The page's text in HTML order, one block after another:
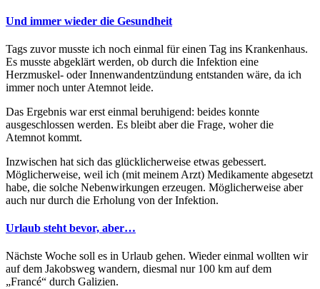
Und immer wieder die Gesundheit
Tags zuvor musste ich noch einmal für einen Tag ins Krankenhaus.
Es musste abgeklärt werden, ob durch die Infektion eine
Herzmuskel- oder Innenwandentzündung entstanden wäre, da ich
immer noch unter Atemnot leide.
Das Ergebnis war erst einmal beruhigend: beides konnte
ausgeschlossen werden. Es bleibt aber die Frage, woher die
Atemnot kommt.
Inzwischen hat sich das glücklicherweise etwas gebessert.
Möglicherweise, weil ich (mit meinem Arzt) Medikamente abgesetzt
habe, die solche Nebenwirkungen erzeugen. Möglicherweise aber
auch nur durch die Erholung von der Infektion.
Urlaub steht bevor, aber…
Nächste Woche soll es in Urlaub gehen. Wieder einmal wollten wir
auf dem Jakobsweg wandern, diesmal nur 100 km auf dem
„Francé“ durch Galizien.